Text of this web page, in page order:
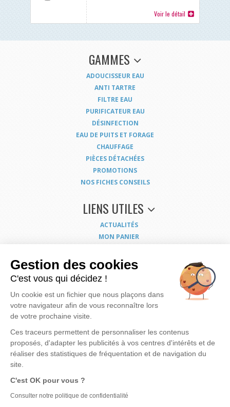
Voir le détail
GAMMES
ADOUCISSEUR EAU
ANTI TARTRE
FILTRE EAU
PURIFICATEUR EAU
DÉSINFECTION
EAU DE PUITS ET FORAGE
CHAUFFAGE
PIÈCES DÉTACHÉES
PROMOTIONS
NOS FICHES CONSEILS
LIENS UTILES
ACTUALITÉS
MON PANIER
NOUS CONTACTER
COORDONNÉES
CONDITIONS GÉNÉRALES DE VENTE
MENTIONS LÉGALES
POLITIQUE DE CONFIDENTIALITÉ
EXERCEZ VOS DROITS
PLAN DU SITE
Nous mettons à votre disposition notre savoir faire et expérience pour vous apporter
meilleure solution possible pour rendre votre eau de meilleure qualité
assurer des produits bien dimensionnés, fiables et économiques.
Gestion des cookies
C'est vous qui décidez !
Un cookie est un fichier que nous plaçons dans
votre navigateur afin de vous reconnaître lors
de votre prochaine visite.
Ces traceurs permettent de personnaliser les contenus
proposés, d'adapter les publicités à vos centres d'intérêts et de
réaliser des statistiques de fréquentation et de navigation du
site.
C'est OK pour vous ?
Consulter notre politique de confidentialité